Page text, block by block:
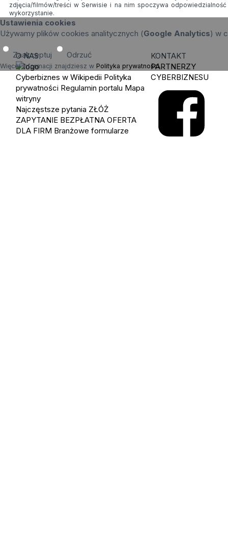
zdjęcia/filmów/treści w Serwisie i na nim spoczywa
wykorzystanie.
Ustawienia cookies
Używamy plików cookies analitycznych (Google Analytics) w
Zaakceptuj Odrzuć
Więcej informacji znajdziesz w Polityka prywatności.
O NAS
Cyberbiznes w Wikipedii Polityka
prywatności Regulamin portalu Mapa
witryny
Najczęstsze pytania ZŁÓŻ
ZAPYTANIE BEZPŁATNA OFERTA
DLA FIRM Branżowe formularze
KONTAKT
PARTNERZY
CYBERBIZNESU